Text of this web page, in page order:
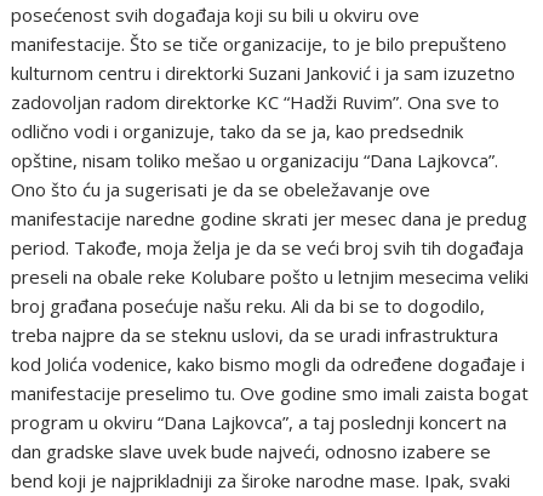
posećenost svih događaja koji su bili u okviru ove
manifestacije. Što se tiče organizacije, to je bilo prepušteno
kulturnom centru i direktorki Suzani Janković i ja sam izuzetno
zadovoljan radom direktorke KC “Hadži Ruvim”. Ona sve to
odlično vodi i organizuje, tako da se ja, kao predsednik
opštine, nisam toliko mešao u organizaciju “Dana Lajkovca”.
Ono što ću ja sugerisati je da se obeležavanje ove
manifestacije naredne godine skrati jer mesec dana je predug
period. Takođe, moja želja je da se veći broj svih tih događaja
preseli na obale reke Kolubare pošto u letnjim mesecima veliki
broj građana posećuje našu reku. Ali da bi se to dogodilo,
treba najpre da se steknu uslovi, da se uradi infrastruktura
kod Jolića vodenice, kako bismo mogli da određene događaje i
manifestacije preselimo tu. Ove godine smo imali zaista bogat
program u okviru “Dana Lajkovca”, a taj poslednji koncert na
dan gradske slave uvek bude najveći, odnosno izabere se
bend koji je najprikladniji za široke narodne mase. Ipak, svaki